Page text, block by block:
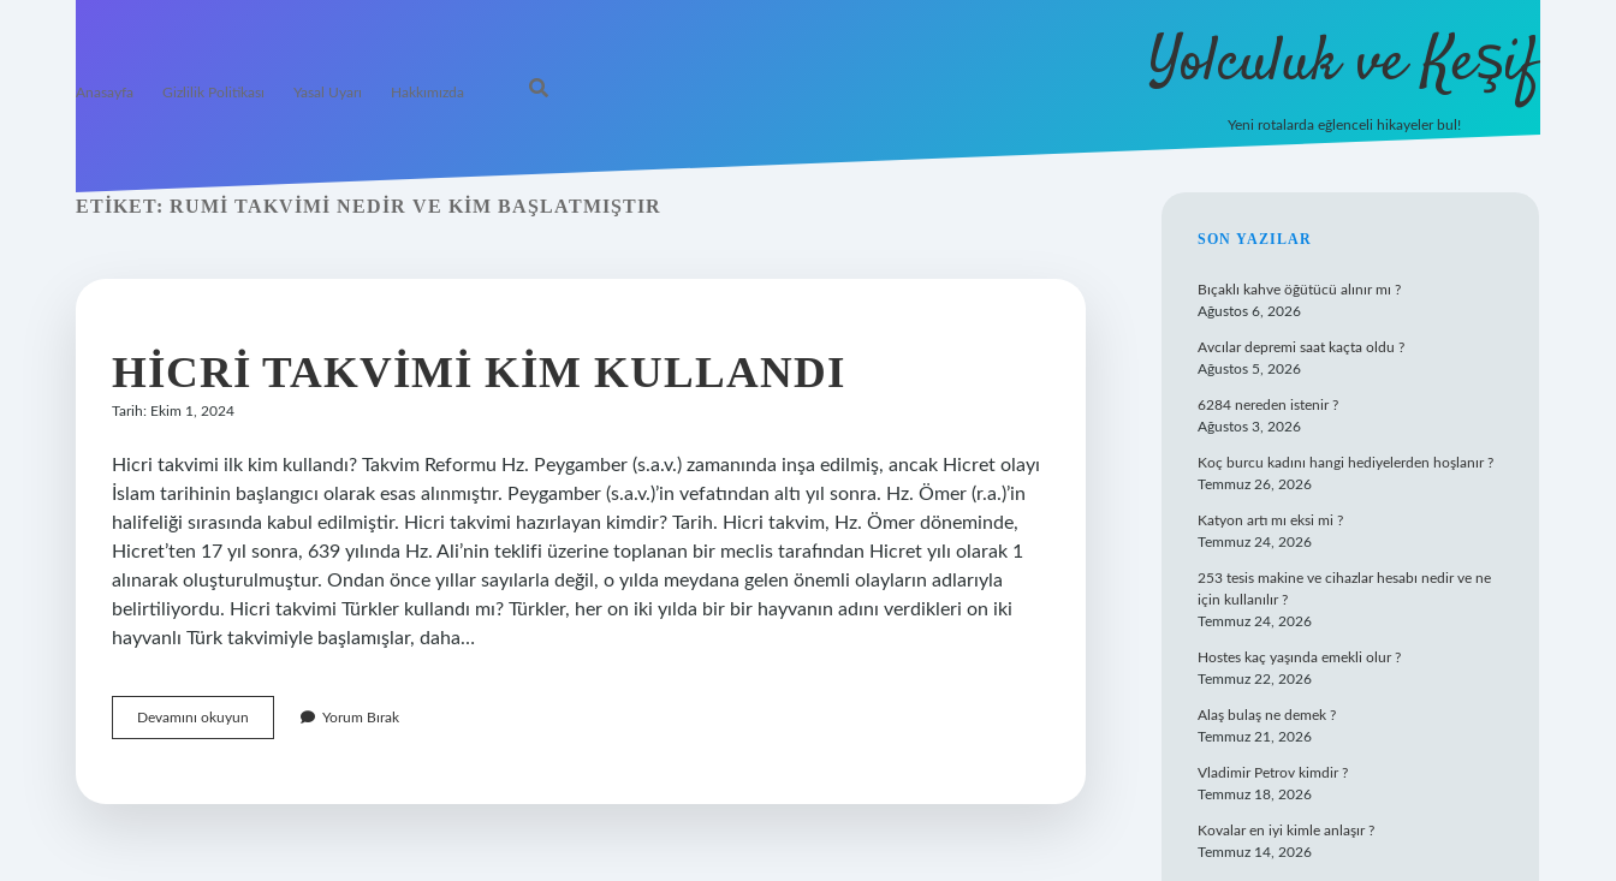
Anasayfa Gizlilik Politikası Yasal Uyarı Hakkımızda Yolculuk ve Keşif
Yeni rotalarda eğlenceli hikayeler bul!
ETIKET: RUMI TAKVIMI NEDIR VE KIM BAŞLATMIŞTIR
HICRI TAKVIMI KIM KULLANDI
Tarih: Ekim 1, 2024
Hicri takvimi ilk kim kullandı? Takvim Reformu Hz. Peygamber (s.a.v.) zamanında inşa edilmiş, ancak Hicret olayı
İslam tarihinin başlangıcı olarak esas alınmıştır. Peygamber (s.a.v.)’in vefatından altı yıl sonra. Hz. Ömer (r.a.)’in
halifeliği sırasında kabul edilmiştir. Hicri takvimi hazırlayan kimdir? Tarih. Hicri takvim, Hz. Ömer döneminde,
Hicret’ten 17 yıl sonra, 639 yılında Hz. Ali’nin teklifi üzerine toplanan bir meclis tarafından Hicret yılı olarak 1
alınarak oluşturulmuştur. Ondan önce yıllar sayılarla değil, o yılda meydana gelen önemli olayların adlarıyla
belirtiliyordu. Hicri takvimi Türkler kullandı mı? Türkler, her on iki yılda bir bir hayvanın adını verdikleri on iki
hayvanlı Türk takvimiyle başlamışlar, daha…
Devamını okuyun
Takvimi
Yorum Bırak
SIDEBAR
SON YAZILAR
Bıçaklı kahve öğütücü alınır mı ?
Ağustos 6, 2026
Avcılar depremi saat kaçta oldu ?
Ağustos 5, 2026
6284 nereden istenir ?
Ağustos 3, 2026
Koç burcu kadını hangi hediyelerden hoşlanır ?
Temmuz 26, 2026
Katyon artı mı eksi mi ?
Temmuz 24, 2026
253 tesis makine ve cihazlar hesabı nedir ve ne
için kullanılır ?
Temmuz 24, 2026
Hostes kaç yaşında emekli olur ?
Temmuz 22, 2026
Alaş bulaş ne demek ?
Temmuz 21, 2026
Vladimir Petrov kimdir ?
Temmuz 18, 2026
Kovalar en iyi kimle anlaşır ?
Temmuz 14, 2026